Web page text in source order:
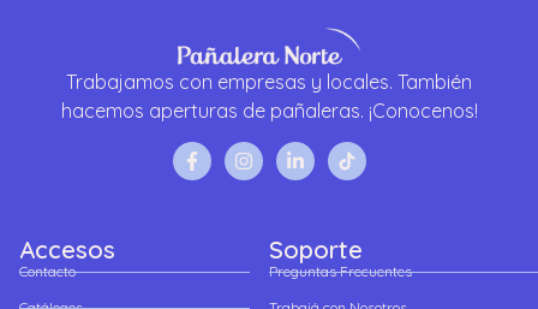
Trabajamos con empresas y locales. También
hacemos aperturas de pañaleras. ¡Conocenos!
Accesos
Contacto
Soporte
Preguntas Frecuentes